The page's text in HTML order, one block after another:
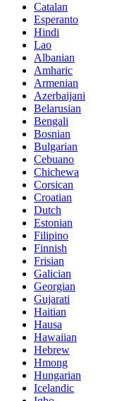
Catalan
Esperanto
Hindi
Lao
Albanian
Amharic
Armenian
Azerbaijani
Belarusian
Bengali
Bosnian
Bulgarian
Cebuano
Chichewa
Corsican
Croatian
Dutch
Estonian
Filipino
Finnish
Frisian
Galician
Georgian
Gujarati
Haitian
Hausa
Hawaiian
Hebrew
Hmong
Hungarian
Icelandic